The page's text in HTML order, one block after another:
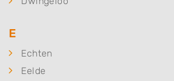
E
Echten
Eelde